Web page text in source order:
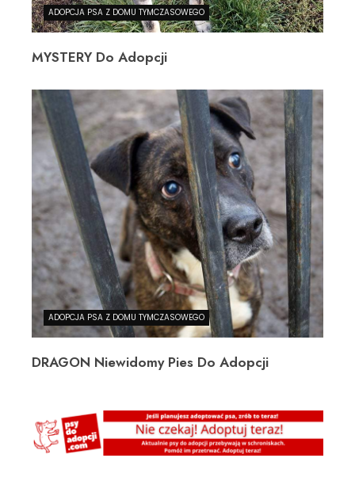
ADOPCJA PSA Z DOMU TYMCZASOWEGO
MYSTERY Do Adopcji
ADOPCJA PSA Z DOMU TYMCZASOWEGO
DRAGON Niewidomy Pies Do Adopcji